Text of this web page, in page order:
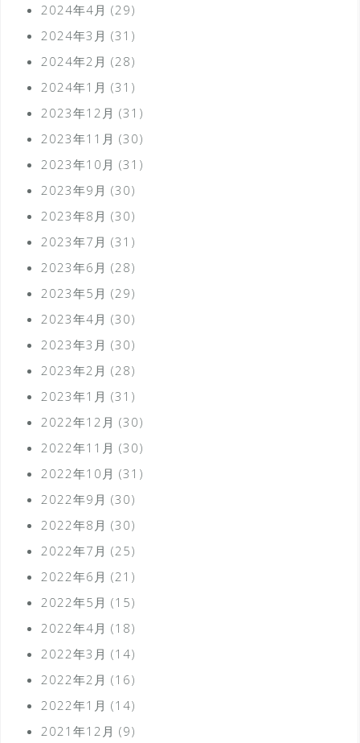
2024年4月 (29)
2024年3月 (31)
2024年2月 (28)
2024年1月 (31)
2023年12月 (31)
2023年11月 (30)
2023年10月 (31)
2023年9月 (30)
2023年8月 (30)
2023年7月 (31)
2023年6月 (28)
2023年5月 (29)
2023年4月 (30)
2023年3月 (30)
2023年2月 (28)
2023年1月 (31)
2022年12月 (30)
2022年11月 (30)
2022年10月 (31)
2022年9月 (30)
2022年8月 (30)
2022年7月 (25)
2022年6月 (21)
2022年5月 (15)
2022年4月 (18)
2022年3月 (14)
2022年2月 (16)
2022年1月 (14)
2021年12月 (9)